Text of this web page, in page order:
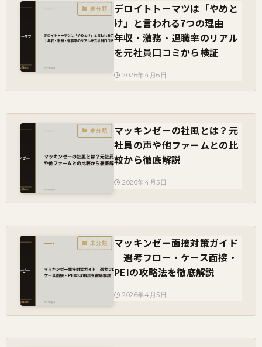
未分類
デロイトトーマツは「やめと
け」と言われる7つの理由｜
年収・激務・退職率のリアル
を元社員口コミから検証
2026年4月6日
未分類
マッキンゼーの社風とは？元
社員の声や他ファームとの比
較から徹底解説
2026年4月5日
未分類
マッキンゼー面接対策ガイド
｜選考フロー・ケース面接・
PEIの攻略法を徹底解説
2026年4月5日